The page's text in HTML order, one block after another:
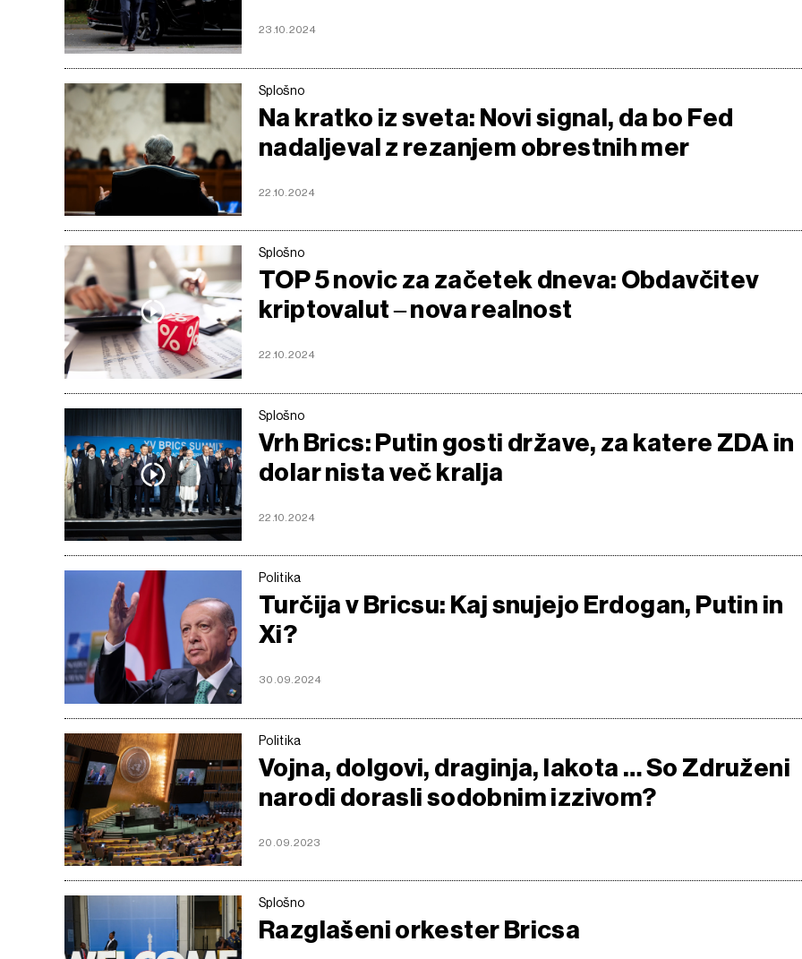
23.10.2024
Splošno
Na kratko iz sveta: Novi signal, da bo Fed
nadaljeval z rezanjem obrestnih mer
22.10.2024
Splošno
TOP 5 novic za začetek dneva: Obdavčitev
kriptovalut ‒ nova realnost
22.10.2024
Splošno
Vrh Brics: Putin gosti države, za katere ZDA in
dolar nista več kralja
22.10.2024
Politika
Turčija v Bricsu: Kaj snujejo Erdogan, Putin in
Xi?
30.09.2024
Politika
Vojna, dolgovi, draginja, lakota … So Združeni
narodi dorasli sodobnim izzivom?
20.09.2023
Splošno
Razglašeni orkester Bricsa